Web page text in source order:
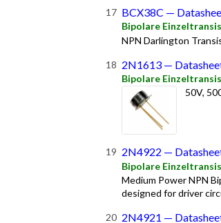
BCX38C —
Bipolare
NPN Darlington
2N1613 —
Bipolare
50V,
2N4922 —
Bipolare
Medium Power NPN
designed for driver
2N4921 —